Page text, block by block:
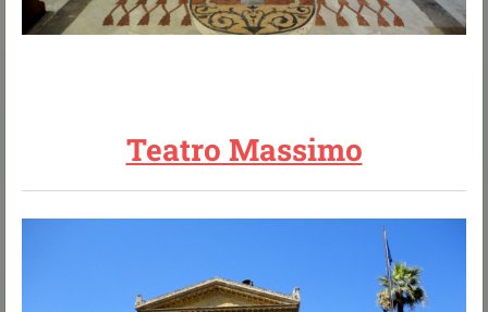
Teatro Massimo